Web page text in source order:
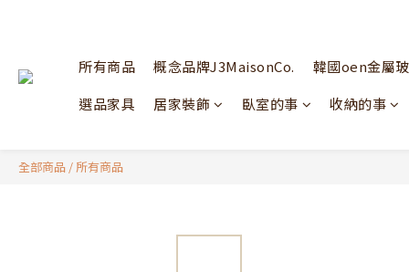
所有商品 概念品牌J3MaisonCo.
韓國oen金屬
選品家具
居家裝飾 臥室的事 收納的事
全部商品 / 所有商品